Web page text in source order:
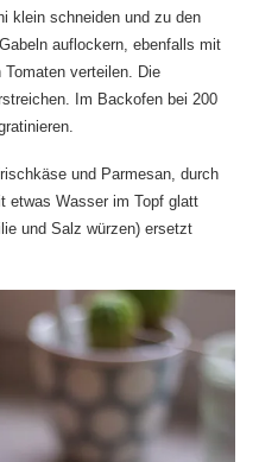
klein schneiden und zu den
auflockern, ebenfalls mit
verteilen. Die
Im Backofen bei 200
und Parmesan, durch
etwas Wasser im Topf glatt
und Salz würzen) ersetzt